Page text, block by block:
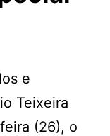
e
Teixeira
(26), o